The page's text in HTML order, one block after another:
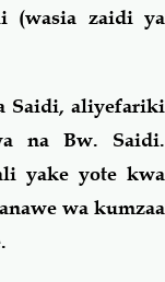
(wasia zaidi ya
Saidi, aliyefariki
na Bw. Saidi.
yake yote kwa
wa kumzaa